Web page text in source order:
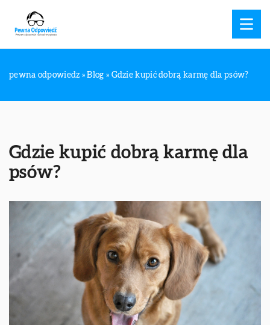
pewna odpowiedz »Blog » Gdzie kupić dobrą karmę dla psów?
Gdzie kupić dobrą karmę dla
psów?